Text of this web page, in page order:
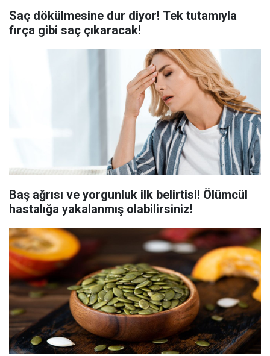
Saç dökülmesine dur diyor! Tek tutamıyla
fırça gibi saç çıkaracak!
Baş ağrısı ve yorgunluk ilk belirtisi! Ölümcül
hastalığa yakalanmış olabilirsiniz!